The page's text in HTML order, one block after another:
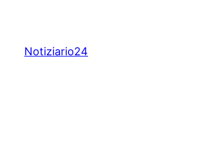
content
Notiziario24